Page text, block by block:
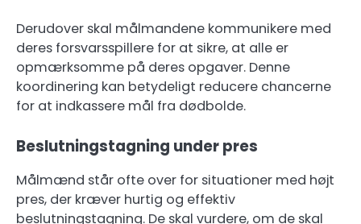
Derudover skal målmandene kommunikere med
deres forsvarsspillere for at sikre, at alle er
opmærksomme på deres opgaver. Denne
koordinering kan betydeligt reducere chancerne
for at indkassere mål fra dødbolde.
Beslutningstagning under pres
Målmænd står ofte over for situationer med højt
pres, der kræver hurtig og effektiv
beslutningstagning. De skal vurdere, om de skal